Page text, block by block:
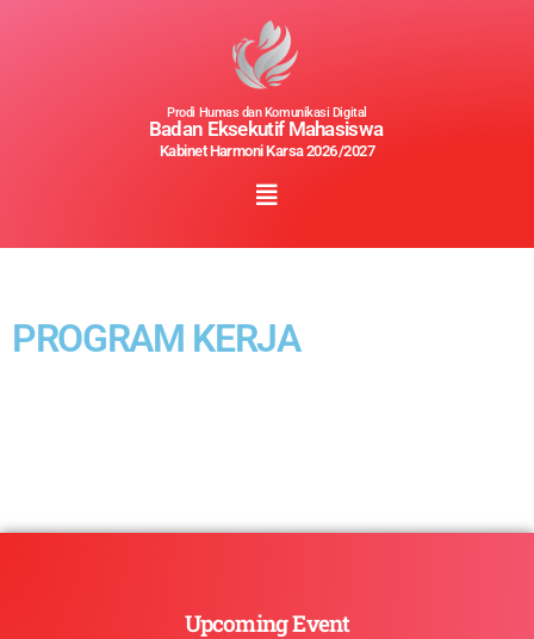
Prodi Humas dan Komunikasi Digital
Badan Eksekutif Mahasiswa
Kabinet Harmoni Karsa 2026/2027
PROGRAM KERJA
Upcoming Event